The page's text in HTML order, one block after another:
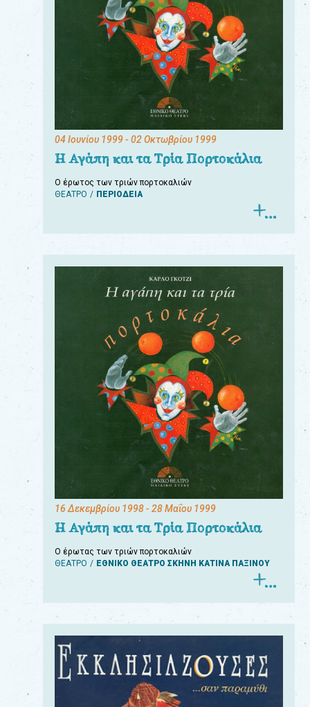
04 Ιουνίου 1999- 02 Οκτωβρίου 1999
Η Αγάπη και τα Τρία Πορτοκάλια
Ο έρωτος των τριών πορτοκαλιών
ΘΕΑΤΡΟ
ΠΕΡΙΟΔΕΙΑ
16 Δεκεμβρίου 1998- 28 Μαΐου 1999
Η Αγάπη και τα Τρία Πορτοκάλια
Ο έρωτας των τριών πορτοκαλιών
ΘΕΑΤΡΟ
ΕΘΝΙΚΟ ΘΕΑΤΡΟ ΣΚΗΝΗ ΚΑΤΙΝΑ ΠΑΞΙΝΟΥ